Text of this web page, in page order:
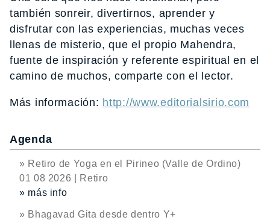
también sonreir, divertirnos, aprender y
disfrutar con las experiencias, muchas veces
llenas de misterio, que el propio Mahendra,
fuente de inspiración y referente espiritual en el
camino de muchos, comparte con el lector.
Más información: http://www.editorialsirio.com
Agenda
» Retiro de Yoga en el Pirineo (Valle de Ordino)
01 08 2026 | Retiro
» más info
» Bhagavad Gita desde dentro Y+